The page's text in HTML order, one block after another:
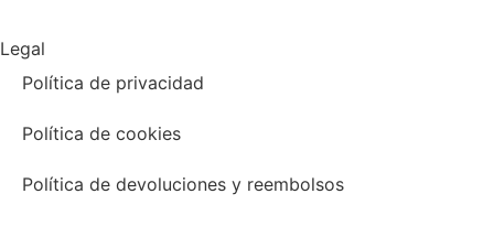
Legal
Política de privacidad
Política de cookies
Política de devoluciones y reembolsos